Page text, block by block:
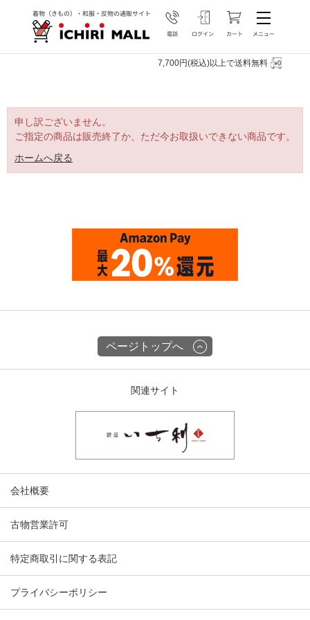
7,700円(税込)以上で送料無料
申し訳ございません。
ご指定の商品は販売終了か、ただ今お取扱いできない商品です。
ホームへ戻る
ページトップへ
関連サイト
会社概要
古物営業許可
特定商取引に関する表記
プライバシーポリシー